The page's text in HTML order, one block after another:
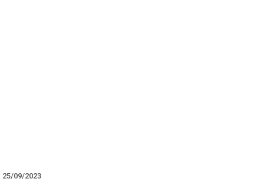
25/09/2023